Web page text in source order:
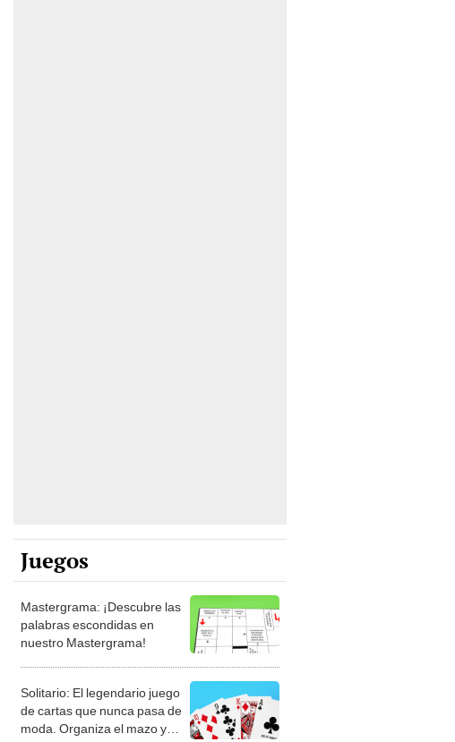
Juegos
Mastergrama: ¡Descubre las
palabras escondidas en
nuestro Mastergrama!
Solitario: El legendario juego
de cartas que nunca pasa de
moda. Organiza el mazo y